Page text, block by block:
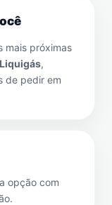
mais próximas
,
de pedir em
opção com